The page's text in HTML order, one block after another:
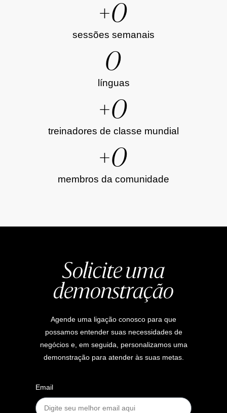
sessões semanais
+0
línguas
0
treinadores de classe mundial
+0
membros da comunidade
+0
Solicite uma
demonstração
Agende uma ligação conosco para que
possamos entender suas necessidades de
negócios e, em seguida, personalizamos uma
demonstração para atender às suas metas.
Email